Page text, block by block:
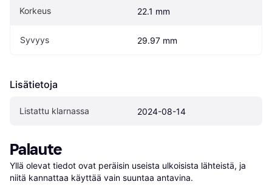
Korkeus 22.1 mm
Syvyys 29.97 mm
Lisätietoja
Listattu klarnassa 2024-08-14
Palaute
Yllä olevat tiedot ovat peräisin useista ulkoisista lähteistä, ja
niitä kannattaa käyttää vain suuntaa antavina.